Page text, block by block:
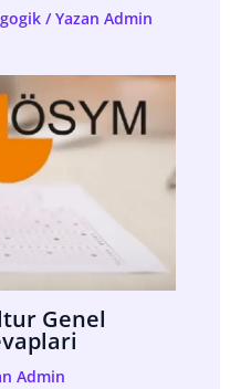
/ Yazan Admin
Genel
Admin